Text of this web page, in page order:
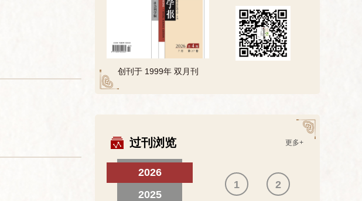
创刊于 1999年 双月刊
过刊浏览 更多+
2026
2025
1 2